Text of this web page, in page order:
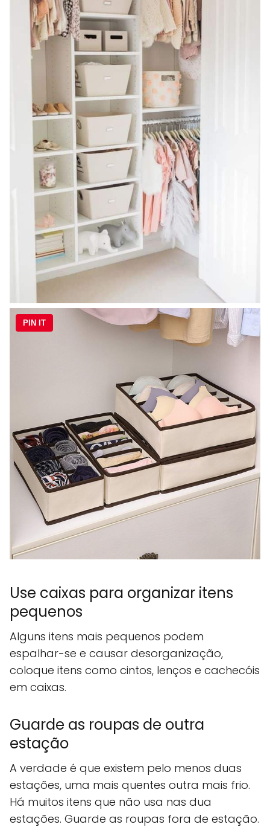
PIN IT
Use caixas para organizar itens
pequenos
Alguns itens mais pequenos podem
espalhar-se e causar desorganização,
coloque itens como cintos, lenços e cachecóis
em caixas.
Guarde as roupas de outra
estação
A verdade é que existem pelo menos duas
estações, uma mais quentes outra mais frio.
Há muitos itens que não usa nas dua
estações. Guarde as roupas fora de estação.